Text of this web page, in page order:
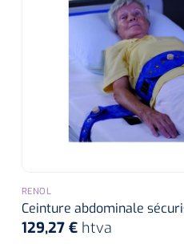
Dissolvant de couche
Bassin renal
RENOL
Ceinture abdominale
129,27 € htva